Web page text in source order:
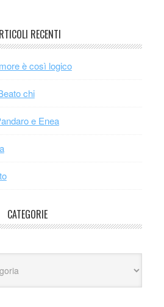
RECENTI
è così logico
chi
e Enea
CATEGORIE